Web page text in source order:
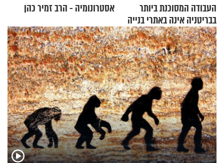
העבודה המסוכנת ביותר
בבריטניה אינה באתרי בנייה
אלא דווקא בשדות
אסטרונומיה - הרב זמיר כהן